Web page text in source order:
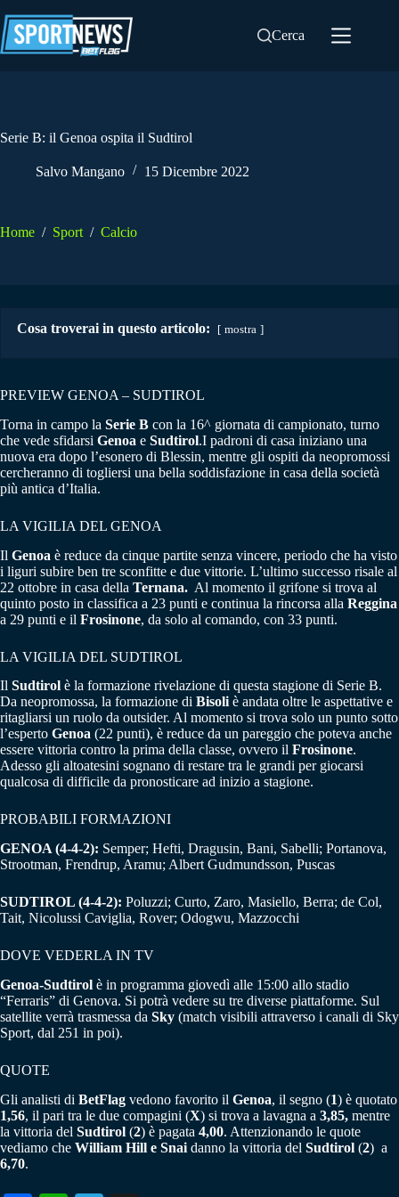
al
contenuto
Cerca
Serie B: il Genoa ospita il Sudtirol
Salvo Mangano 15 Dicembre 2022
Home / Sport / Calcio
Cosa troverai in questo articolo: mostra
PREVIEW GENOA – SUDTIROL
Torna in campo la Serie B con la 16^ giornata di campionato, turno
che vede sfidarsi Genoa e Sudtirol.I padroni di casa iniziano una
nuova era dopo l’esonero di Blessin, mentre gli ospiti da neopromossi
cercheranno di togliersi una bella soddisfazione in casa della società
più antica d’Italia.
LA VIGILIA DEL GENOA
Il Genoa è reduce da cinque partite senza vincere, periodo che ha visto
i liguri subire ben tre sconfitte e due vittorie. L’ultimo successo risale al
22 ottobre in casa della Ternana. Al momento il grifone si trova al
quinto posto in classifica a 23 punti e continua la rincorsa alla Reggina
a 29 punti e il Frosinone, da solo al comando, con 33 punti.
LA VIGILIA DEL SUDTIROL
Il Sudtirol è la formazione rivelazione di questa stagione di Serie B.
Da neopromossa, la formazione di Bisoli è andata oltre le aspettative e
ritagliarsi un ruolo da outsider. Al momento si trova solo un punto sotto
l’esperto Genoa (22 punti), è reduce da un pareggio che poteva anche
essere vittoria contro la prima della classe, ovvero il Frosinone.
Adesso gli altoatesini sognano di restare tra le grandi per giocarsi
qualcosa di difficile da pronosticare ad inizio a stagione.
PROBABILI FORMAZIONI
GENOA (4-4-2): Semper; Hefti, Dragusin, Bani, Sabelli; Portanova,
Strootman, Frendrup, Aramu; Albert Gudmundsson, Puscas
SUDTIROL (4-4-2): Poluzzi; Curto, Zaro, Masiello, Berra; de Col,
Tait, Nicolussi Caviglia, Rover; Odogwu, Mazzocchi
DOVE VEDERLA IN TV
Genoa-Sudtirol è in programma giovedì alle 15:00 allo stadio
“Ferraris” di Genova. Si potrà vedere su tre diverse piattaforme. Sul
satellite verrà trasmessa da Sky (match visibili attraverso i canali di Sky
Sport, dal 251 in poi).
QUOTE
Gli analisti di BetFlag vedono favorito il Genoa, il segno (1) è quotato
1,56, il pari tra le due compagini (X) si trova a lavagna a 3,85, mentre
la vittoria del Sudtirol (2) è pagata 4,00. Attenzionando le quote
vediamo che William Hill e Snai danno la vittoria del Sudtirol (2) a
6,70.